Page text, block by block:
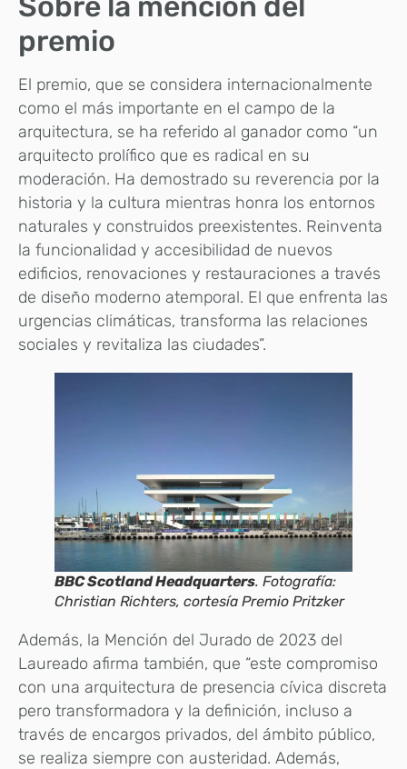
premio
El premio, que se considera internacionalmente
como el más importante en el campo de la
arquitectura, se ha referido al ganador como “un
arquitecto prolífico que es radical en su
moderación. Ha demostrado su reverencia por la
historia y la cultura mientras honra los entornos
naturales y construidos preexistentes. Reinventa
la funcionalidad y accesibilidad de nuevos
edificios, renovaciones y restauraciones a través
de diseño moderno atemporal. El que enfrenta las
urgencias climáticas, transforma las relaciones
sociales y revitaliza las ciudades”.
BBC Scotland Headquarters. Fotografía:
Christian Richters, cortesía Premio Pritzker
Además, la Mención del Jurado de 2023 del
Laureado afirma también, que “este compromiso
con una arquitectura de presencia cívica discreta
pero transformadora y la definición, incluso a
través de encargos privados, del ámbito público,
se realiza siempre con austeridad. Además,